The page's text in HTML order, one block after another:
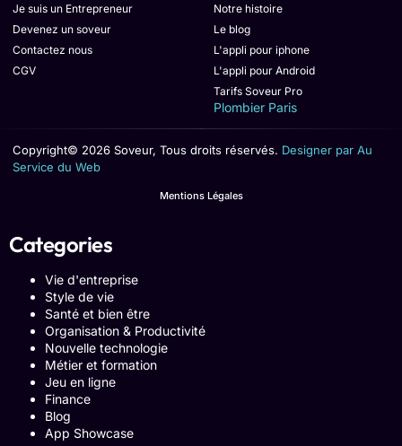
Je suis un Entrepreneur
Devenez un soveur
Contactez nous
CGV
Notre histoire
Le blog
L'appli pour iphone
L'appli pour Android
Tarifs Soveur Pro
Plombier Paris
Copyright© 2026 Soveur, Tous droits réservés. Designer par Au
Service du Web
Mentions Légales
Categories
Vie d'entreprise
Style de vie
Santé et bien être
Organisation & Productivité
Nouvelle technologie
Métier et formation
Jeu en ligne
Finance
Blog
App Showcase